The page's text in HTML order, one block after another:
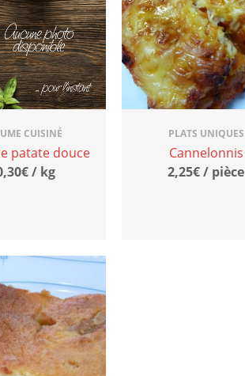
CUISINÉ
patate douce
/ kg
PLATS UNIQUES
Cannelonnis
2,25€ / pièce